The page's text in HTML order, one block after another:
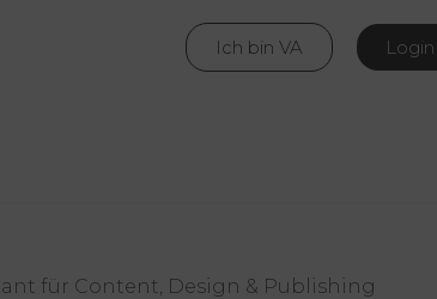
Ich bin VA Login
für Content, Design & Publishing